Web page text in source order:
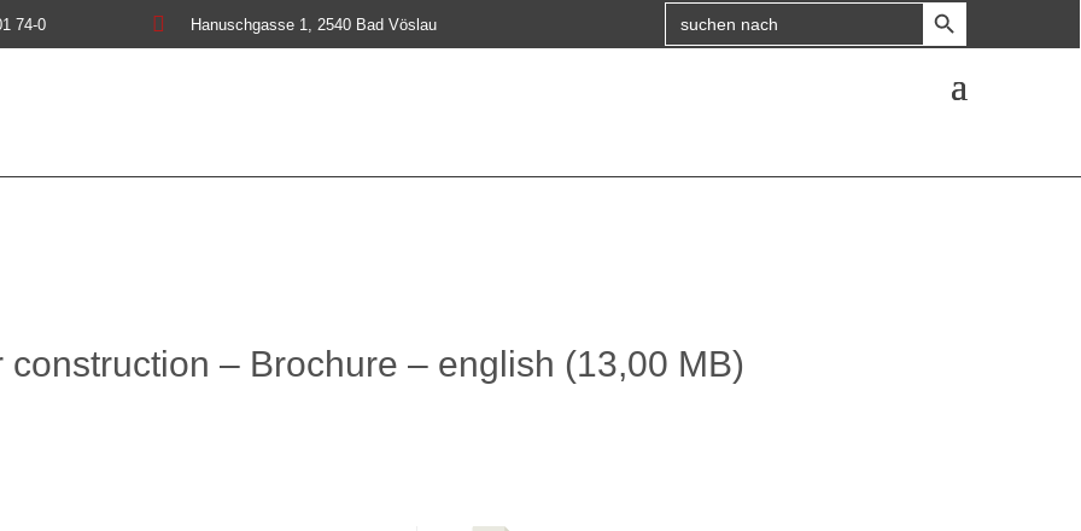
74-0  Hanuschgasse 1, 2540 Bad Vöslau
Search
for:
– Brochure – english (13,00 MB)